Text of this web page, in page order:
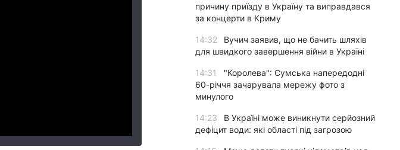
причину приїзду в Україну та виправдався
за концерти в Криму
14:32
Вучич заявив, що не бачить шляхів
для швидкого завершення війни в Україні
14:31
"Королева": Сумська напередодні
60-річчя зачарувала мережу фото з
минулого
14:23
В Україні може виникнути серйозний
дефіцит води: які області під загрозою